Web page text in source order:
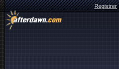
Registrer